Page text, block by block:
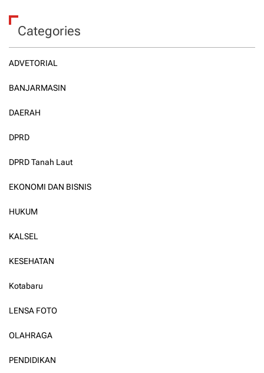
Categories
ADVETORIAL
BANJARMASIN
DAERAH
DPRD
DPRD Tanah Laut
EKONOMI DAN BISNIS
HUKUM
KALSEL
KESEHATAN
Kotabaru
LENSA FOTO
OLAHRAGA
PENDIDIKAN